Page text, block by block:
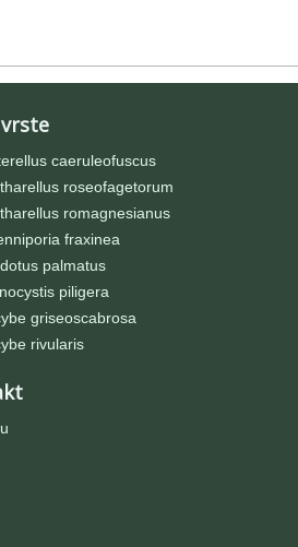
caeruleofuscus
roseofagetorum
romagnesianus
fraxinea
palmatus
piligera
griseoscabrosa
rivularis